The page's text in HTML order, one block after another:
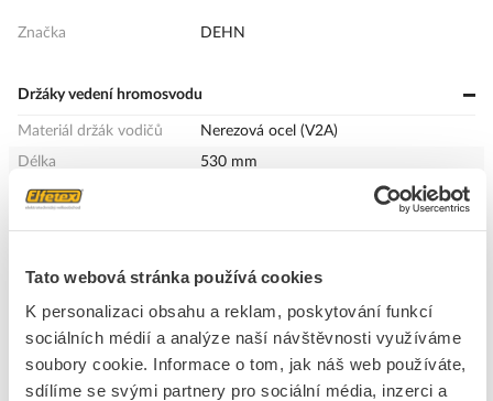
Tato webová stránka používá cookies
K personalizaci obsahu a reklam, poskytování funkcí
sociálních médií a analýze naší návštěvnosti využíváme
soubory cookie. Informace o tom, jak náš web používáte,
sdílíme se svými partnery pro sociální média, inzerci a
Značka DEHN
Držáky vedení hromosvodu
Materiál držák vodičů
Nerezová ocel (V2A)
Délka
530 mm
Izolační část
GPSR Details
Odpovědnost za produkt
DEHN
Adresa: Hans-DEHN-Strasse 1, 92318 Neumarkt, Germany